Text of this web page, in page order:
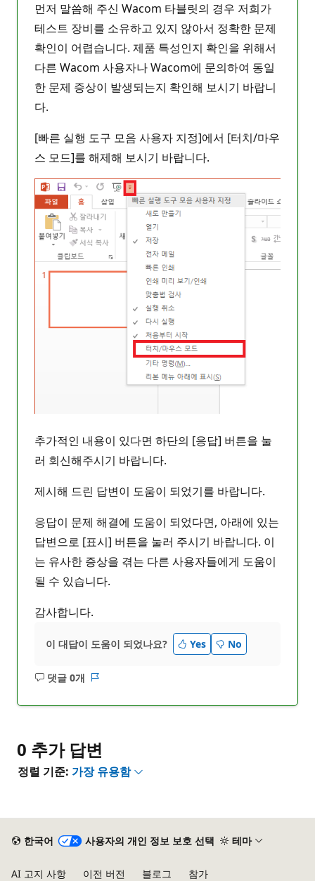
먼저 말씀해 주신 Wacom 타블릿의 경우 저희가
테스트 장비를 소유하고 있지 않아서 정확한 문제
확인이 어렵습니다. 제품 특성인지 확인을 위해서
다른 Wacom 사용자나 Wacom에 문의하여 동일
한 문제 증상이 발생되는지 확인해 보시기 바랍니
다.
[빠른 실행 도구 모음 사용자 지정]에서 [터치/마우
스 모드]를 해제해 보시기 바랍니다.
추가적인 내용이 있다면 하단의 [응답] 버튼을 눌
러 회신해주시기 바랍니다.
제시해 드린 답변이 도움이 되었기를 바랍니다.
응답이 문제 해결에 도움이 되었다면, 아래에 있는
답변으로 [표시] 버튼을 눌러 주시기 바랍니다. 이
는 유사한 증상을 겪는 다른 사용자들에게 도움이
될 수 있습니다.
감사합니다.
이 대답이 도움이 되었나요? Yes No
댓글 0개
설
0 추가 답변
정렬 기준: 가장 유용함
한국어 사용자의 개인 정보 보호 선택 테마
AI 고지 사항 이전 버전 블로그 참가